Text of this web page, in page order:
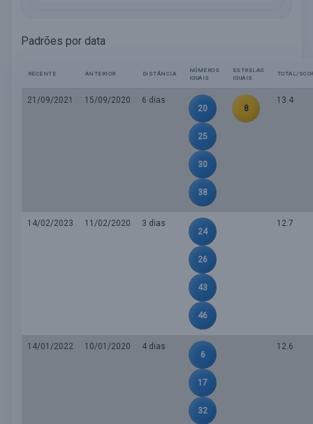
Padrões por data
RECENTE ANTERIOR DISTÂNCIA
NÚMEROS
IGUAIS
ESTRELAS
IGUAIS
TOTAL/
21/09/2021 15/09/2020
6 dias
20
25
30
38
8
13.4
14/02/2023 11/02/2020
3 dias
24
26
43
46
12.7
14/01/2022 10/01/2020
4 dias
6
17
32
12.6